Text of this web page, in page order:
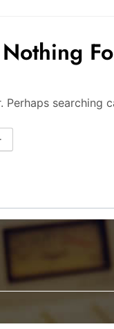
Nothing
Perhaps searching